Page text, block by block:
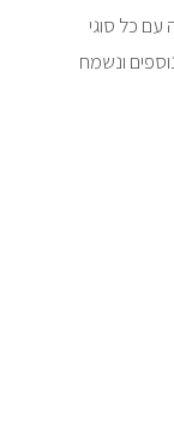
עם כל סוגי
ונשמח